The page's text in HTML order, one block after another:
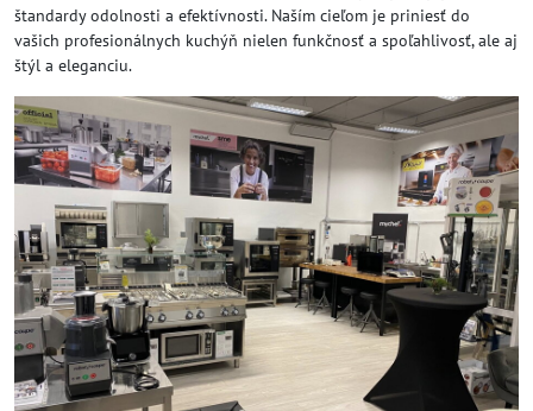
štandardy odolnosti a efektívnosti. Naším cieľom je priniesť do
vašich profesionálnych kuchýň nielen funkčnosť a spoľahlivosť, ale aj
štýl a eleganciu.